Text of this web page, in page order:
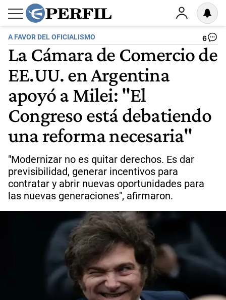
A FAVOR DEL OFICIALISMO 6
La Cámara de Comercio de
EE.UU. en Argentina
apoyó a Milei: "El
Congreso está debatiendo
una reforma necesaria"
"Modernizar no es quitar derechos. Es dar
previsibilidad, generar incentivos para
contratar y abrir nuevas oportunidades para
las nuevas generaciones", afirmaron.